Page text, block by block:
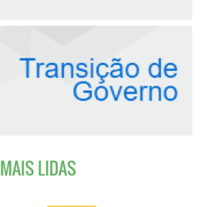
MAIS LIDAS